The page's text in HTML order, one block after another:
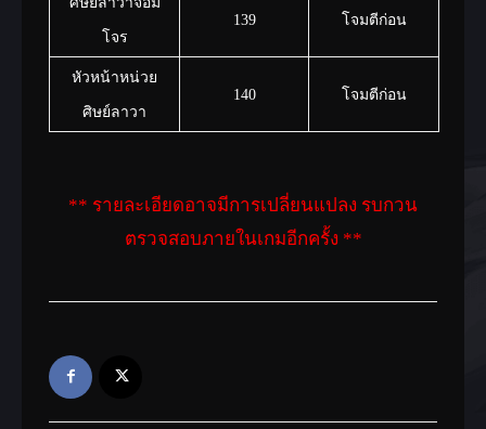
โจร
139 โจมตีก่อน
หัวหน้าหน่วย
ศิษย์ลาวา
140 โจมตีก่อน
** รายละเอียดอาจมีการเปลี่ยนแปลง รบกวน
ตรวจสอบภายในเกมอีกครั้ง **